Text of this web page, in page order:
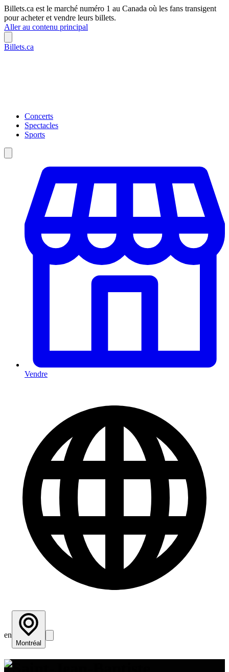
Billets.ca est le marché numéro 1 au Canada où les fans transigent
pour acheter et vendre leurs billets.
Aller au contenu principal
Billets.ca
Concerts
Spectacles
Sports
Vendre
en
Montréal